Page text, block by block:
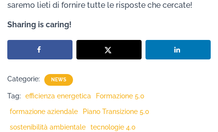
saremo lieti di fornire tutte le risposte che cercate!
Sharing is caring!
Categorie: NEWS
Tag: efficienza energetica
Formazione 5.0
formazione aziendale
Piano Transizione 5.0
sostenibilità ambientale
tecnologie 4.0